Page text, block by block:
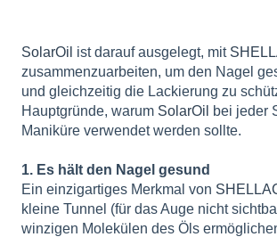
SolarOil ist darauf ausgelegt, mit
zusammenzuarbeiten, um den Nagel
und gleichzeitig die Lackierung zu
Hauptgründe, warum SolarOil
bei jeder
Maniküre verwendet werden sollte.
1. Es hält den Nagel gesund
Ein einzigartiges Merkmal von
kleine Tunnel (für das Auge nicht
winzigen Molekülen des Öls